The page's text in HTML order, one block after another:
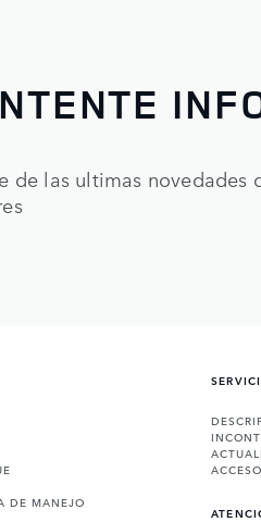
de las ultimas novedades
DE MANEJO